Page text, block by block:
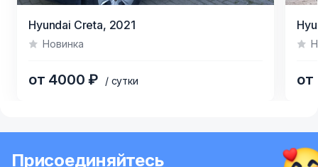
Hyundai Creta, 2021
Новинка
от 4000 ₽ / сутки
6
Присоединяйтесь